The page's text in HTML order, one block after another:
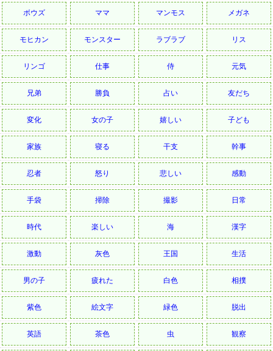
ボウズ ママ マンモス メガネ
モヒカン モンスター ラブラブ リス
リンゴ 仕事 侍 元気
兄弟 勝負 占い 友だち
変化 女の子 嬉しい 子ども
家族 寝る 干支 幹事
忍者 怒り 悲しい 感動
手袋 掃除 撮影 日常
時代 楽しい 海 漢字
激動 灰色 王国 生活
男の子 疲れた 白色 相撲
紫色 絵文字 緑色 脱出
英語 茶色 虫 観察